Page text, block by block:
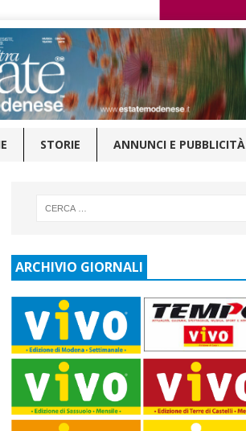
STORIE ANNUNCI E PUBBLICITÀ
ARCHIVIO GIORNALI